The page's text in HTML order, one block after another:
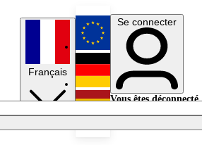
Français
English
Deutsch
Se connecter
Vous êtes déconnecté.